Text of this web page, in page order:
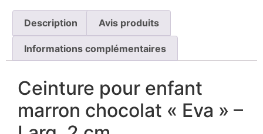
Description Avis produits
Informations complémentaires
Ceinture pour enfant
marron chocolat « Eva » –